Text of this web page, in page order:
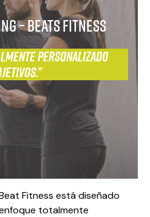
– Beats Fitness
personalizado
Fitness está diseñado
totalmente